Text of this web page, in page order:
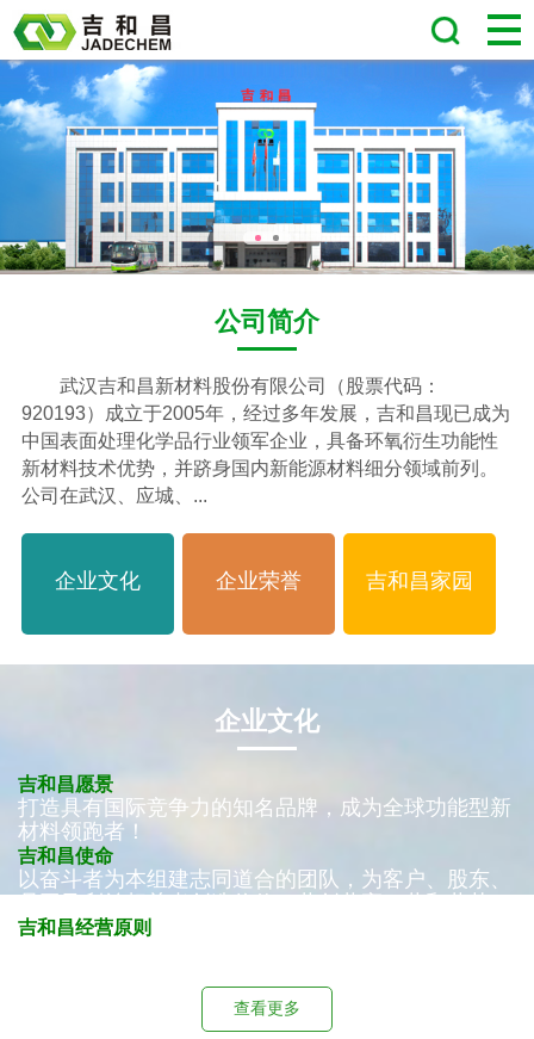
公司简介
武汉吉和昌新材料股份有限公司
（股票代码：
920193）成立于2005年，经过多年发展，吉和昌现已成为
中国表面处理化学品行业领军企业，具备环氧衍生功能性
新材料技术优势，并跻身国内新能源材料细分领域前列。
公司在武汉、应城、...
企业文化 企业荣誉 吉和昌家园
企业文化
吉和昌愿景
打造具有国际竞争力的知名品牌，成为全球功能型新
材料领跑者！
吉和昌使命
以奋斗者为本组建志同道合的团队，为客户、股东、
吉和昌经营原则
查看更多